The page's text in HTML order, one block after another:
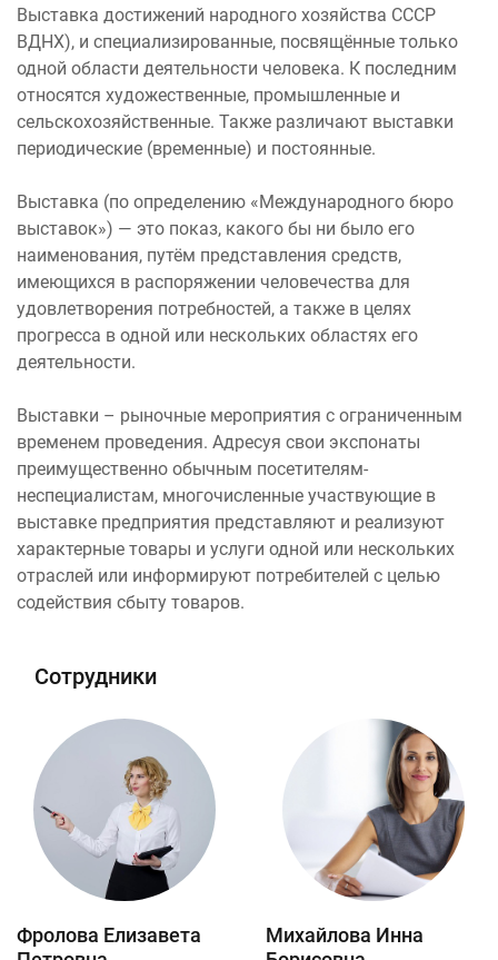
Выставка достижений народного хозяйства СССР
ВДНХ), и специализированные, посвящённые только
одной области деятельности человека. К последним
относятся художественные, промышленные и
сельскохозяйственные. Также различают выставки
периодические (временные) и постоянные.
Выставка (по определению «Международного бюро
выставок») — это показ, какого бы ни было его
наименования, путём представления средств,
имеющихся в распоряжении человечества для
удовлетворения потребностей, а также в целях
прогресса в одной или нескольких областях его
деятельности.
Выставки – рыночные мероприятия с ограниченным
временем проведения. Адресуя свои экспонаты
преимущественно обычным посетителям-
неспециалистам, многочисленные участвующие в
выставке предприятия представляют и реализуют
характерные товары и услуги одной или нескольких
отраслей или информируют потребителей с целью
содействия сбыту товаров.
Сотрудники
Фролова Елизавета
Михайлова Инна